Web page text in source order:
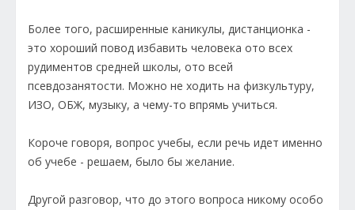
Более того, расширенные каникулы, дистанционка -
это хороший повод избавить человека ото всех
рудиментов средней школы, ото всей
псевдозанятости. Можно не ходить на физкультуру,
ИЗО, ОБЖ, музыку, а чему-то впрямь учиться.
Короче говоря, вопрос учебы, если речь идет именно
об учебе - решаем, было бы желание.
Другой разговор, что до этого вопроса никому особо